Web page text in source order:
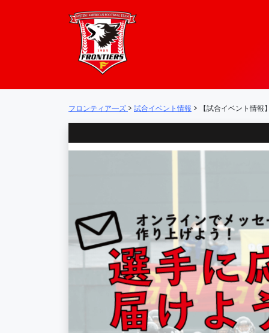
メインナビゲーション
フロンティア―ズ > 試合イベント情報 > 【試合イベント情